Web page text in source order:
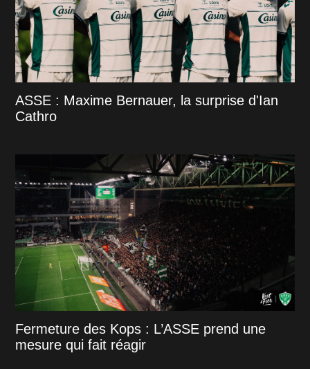
ASSE : Maxime Bernauer, la surprise d'Ian
Cathro
Fermeture des Kops : L’ASSE prend une
mesure qui fait réagir